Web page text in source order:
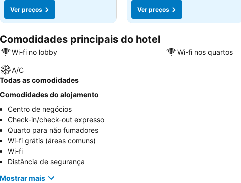
Ver preços
Ver preços
Comodidades principais do hotel
Wi-fi no lobby Wi-fi nos quartos
A/C
Todas as comodidades
Comodidades do alojamento
Centro de negócios
Check-in/check-out expresso
Quarto para não fumadores
Wi-fi grátis (áreas comuns)
Wi-fi
Distância de segurança
Mostrar mais